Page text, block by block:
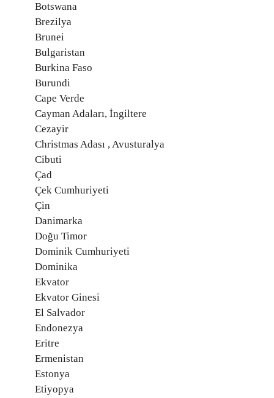
Botswana
Brezilya
Brunei
Bulgaristan
Burkina Faso
Burundi
Cape Verde
Cayman Adaları, İngiltere
Cezayir
Christmas Adası , Avusturalya
Cibuti
Çad
Çek Cumhuriyeti
Çin
Danimarka
Doğu Timor
Dominik Cumhuriyeti
Dominika
Ekvator
Ekvator Ginesi
El Salvador
Endonezya
Eritre
Ermenistan
Estonya
Etiyopya